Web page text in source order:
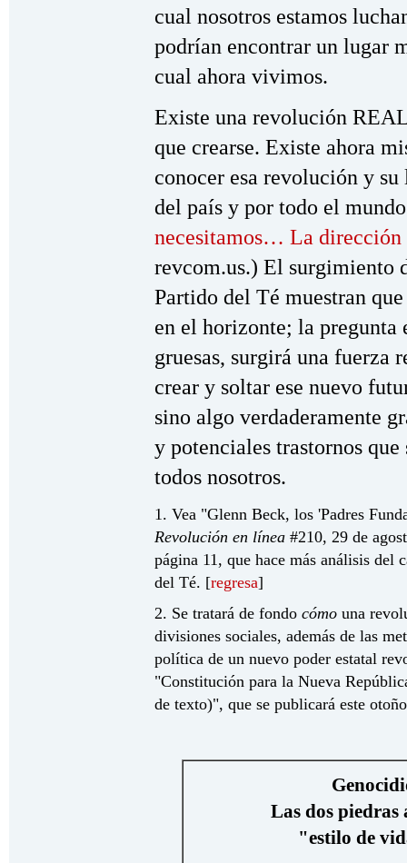
cual nosotros estamos
podrían encontrar un lugar
cual ahora vivimos.
Existe una revolución
que crearse. Existe ahora
conocer esa revolución y
del país y por todo el
necesitamos… La dirección
revcom.us.) El surgimiento
Partido del Té muestran
en el horizonte; la pregunta
gruesas, surgirá una fuerza
crear y soltar ese nuevo
sino algo verdaderamente
y potenciales trastornos que
todos nosotros.
1. Vea "Glenn Beck, los 'Padres
Revolución en línea #210, 29 de
página 11, que hace más análisis
del Té. [regresa]
2. Se tratará de fondo cómo una
divisiones sociales, además de las
política de un nuevo poder estatal
"Constitución para la Nueva
de texto)", que se publicará este
Las dos piedras
"estilo de